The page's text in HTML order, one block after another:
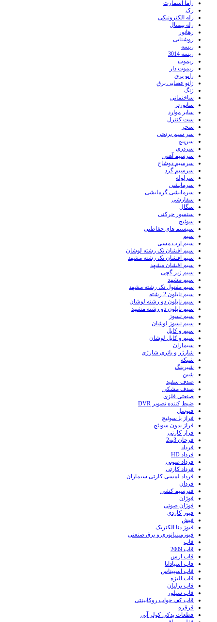
راما اسمارت
رک
رله الکترونیکی
رله بیمتال
رهانور
روشنایی
ریسه
ریسه 3014
ریموت
ریموت دار
زانو برق
زانو عصایی برق
زنگ
ساختمانی
سانورتر
سایر موارد
ست کنترل
سحر
سر سیم برنجی
سرپیچ
سردری
سرسیم آهنی
سرسیم دوشاخ
سرسیم گرد
سرلوله
سرمایشی
سرمایشی گرمایشی
سفارشی
سگال
سنسور حرکتی
سوئیچ
سیستم های حفاظتی
سیم
سیم ارت مسی
سیم افشان تک رشته لوشان
سیم افشان تک رشته مشهد
سیم افشان مشهد
سیم زیر گچی
سیم مشهد
سیم مفتول تک رشته مشهد
سیم نایلون 2 رشته
سیم نایلون دو رشته لوشان
سیم نایلون دو رشته مشهد
سیم نسوز
سیم نسوز لوشان
سیم و کابل
سیم و کابل لوشان
سیماران
شارژر و باتری شارژی
شبکه
شیرینگ
شین
صدف سفید
صدف مشکی
صنعتی فلزی
ضبط کننده تصویر DVR
فتوسل
فراز با سوئیچ
فراز بدون سویئچ
فراز کارتی
فرحان 3به2
فرداد
فرداد HD
فرداد صوتی
فرداد کارتی
فرداد لمسی کارتی سیماران
فردان
فنرسیم کشی
فوژان
فوژان صوتی
فيوز کاردي
فیش
فیوز دنا الکتریک
فیوزمینیاتوری و برق صنعتی
قاب
قاب 2009
قاب ارس
قاب اسپادانا
قاب اسپیناس
قاب الیزه
قاب برلیان
قاب سیلور
قاب کف خواب روکابینتی
قرقره
قطعات یدکی کولر آبی